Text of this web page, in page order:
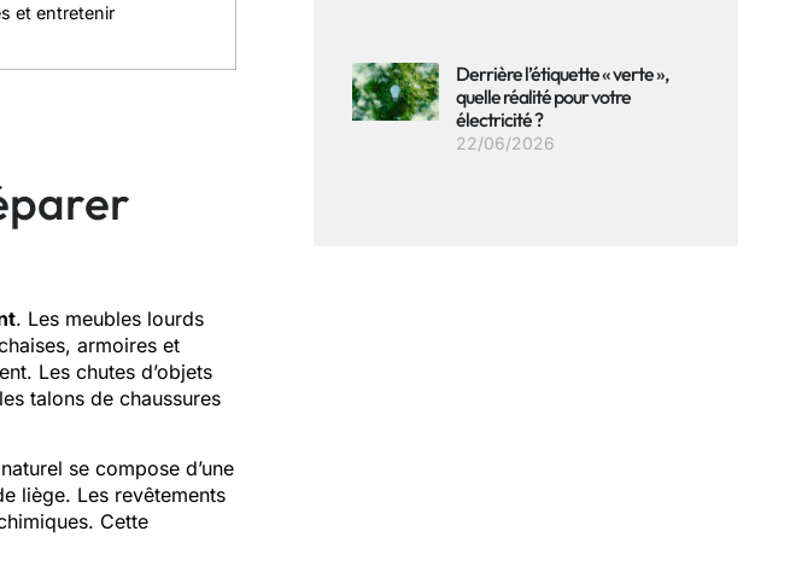
et entretenir
. Les meubles lourds
armoires et
Les chutes d’objets
talons de chaussures
se compose d’une
liège. Les revêtements
Cette
Derrière l’étiquette « verte »,
quelle réalité pour votre
électricité ?
22/06/2026